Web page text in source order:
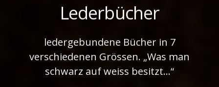
Lederbücher
ledergebundene Bücher in 7
verschiedenen Grössen. „Was man
schwarz auf weiss besitzt…“